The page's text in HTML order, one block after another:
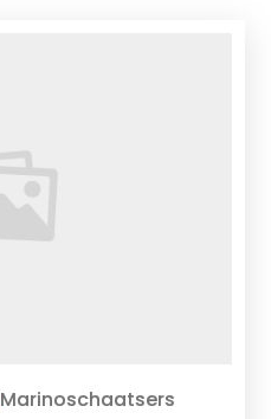
Marinoschaatsers